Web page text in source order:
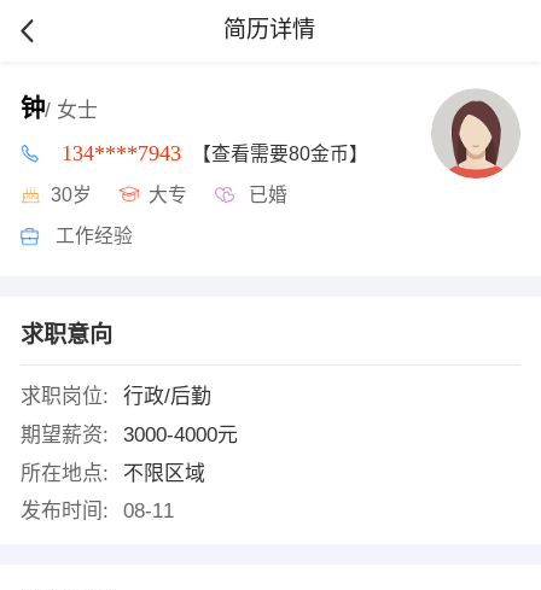
简历详情
钟/ 女士
134****7943 【查看需要80金币】
30岁 大专 已婚
工作经验
求职意向
求职岗位:
行政/后勤
期望薪资:
3000-4000元
所在地点:
不限区域
发布时间:
08-11